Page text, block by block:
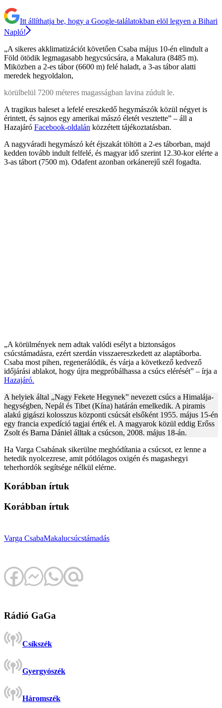
Itt állíthatja be, hogy a Google-találatokban elöl legyen a Bihari
Napló!
„A sikeres akklimatizációt követően Csaba május 10-én elindult a
Föld ötödik legmagasabb hegycsúcsára, a Makalura (8485 m).
Miközben a 2-es tábor (6600 m) felé haladt, a 3-as tábor alatti
meredek hegyoldalon,
körülbelül 7200 méteres magasságban lavina zúdult le.
A tragikus baleset a lefelé ereszkedő hegymászók közül négyet is
érintett, és sajnos egy amerikai mászó életét vesztette” – áll a
Hazajáró Facebook-oldalán közzétett tájékoztatásban.
A nagyváradi hegymászó két éjszakát töltött a 2-es táborban, majd
kedden tovább indult felfelé, és magyar idő szerint 12.30-kor elérte a
3-as tábort (7500 m). Odafent azonban orkánerejű szél fogadta.
„A körülmények nem adtak valódi esélyt a biztonságos
csúcstámadásra, ezért szerdán visszaereszkedett az alaptáborba.
Csaba most pihen, regenerálódik, és várja a következő kedvező
időjárási ablakot, hogy újra megpróbálhassa a csúcs elérését” – írja a
Hazajáró.
A helyiek által „Nagy Fekete Hegynek” nevezett csúcs a Himalája-
hegységben, Nepál és Tibet (Kína) határán emelkedik. A piramis
alakú gigászi kolosszus központi csúcsát elsőként 1955. május 15-én
egy francia expedíció tagjai érték el. A magyarok közül eddig Erőss
Zsolt és Barna Dániel álltak a csúcson, 2008. május 18-án.
Ha Varga Csabának sikerülne meghódítania a csúcsot, ez lenne a
hetedik nyolcezrese, amit pótlólagos oxigén és magashegyi
teherhordók segítsége nélkül elérne.
Korábban írtuk
Korábban írtuk
Varga CsabaMakalucsúcstámadás
Rádió GaGa
Csíkszék
Gyergyószék
Háromszék